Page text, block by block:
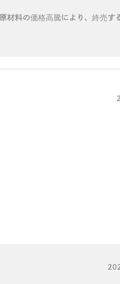
材料の価格高騰により、終売す